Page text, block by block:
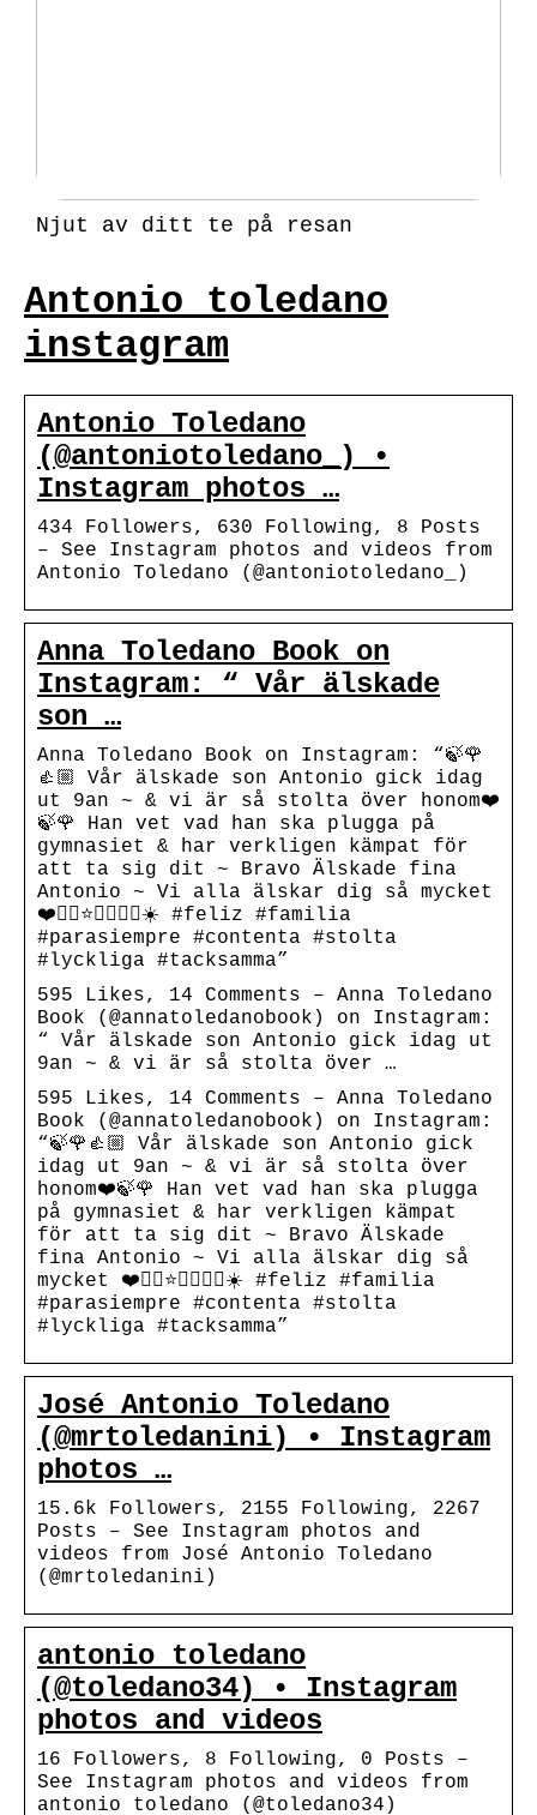
Njut av ditt te på resan
Antonio toledano
instagram
Antonio Toledano
(@antoniotoledano_) •
Instagram photos …
434 Followers, 630 Following, 8 Posts
– See Instagram photos and videos from
Antonio Toledano (@antoniotoledano_)
Anna Toledano Book on
Instagram: “ Vår älskade
son …
Anna Toledano Book on Instagram: “🍃🌹
👍🏼 Vår älskade son Antonio gick idag
ut 9an ~ & vi är så stolta över honom❤️
🍃🌹 Han vet vad han ska plugga på
gymnasiet & har verkligen kämpat för
att ta sig dit ~ Bravo Älskade fina
Antonio ~ Vi alla älskar dig så mycket
❤️👍🏼⭐️🍃🌹👏🏼☀️ #feliz #familia
#parasiempre #contenta #stolta
#lyckliga #tacksamma”
595 Likes, 14 Comments – Anna Toledano
Book (@annatoledanobook) on Instagram:
“ Vår älskade son Antonio gick idag ut
9an ~ & vi är så stolta över …
595 Likes, 14 Comments – Anna Toledano
Book (@annatoledanobook) on Instagram:
“🍃🌹👍🏼 Vår älskade son Antonio gick
idag ut 9an ~ & vi är så stolta över
honom❤️🍃🌹 Han vet vad han ska plugga
på gymnasiet & har verkligen kämpat
för att ta sig dit ~ Bravo Älskade
fina Antonio ~ Vi alla älskar dig så
mycket ❤️👍🏼⭐️🍃🌹👏🏼☀️ #feliz #familia
#parasiempre #contenta #stolta
#lyckliga #tacksamma”
José Antonio Toledano
(@mrtoledanini) • Instagram
photos …
15.6k Followers, 2155 Following, 2267
Posts – See Instagram photos and
videos from José Antonio Toledano
(@mrtoledanini)
antonio toledano
(@toledano34) • Instagram
photos and videos
16 Followers, 8 Following, 0 Posts –
See Instagram photos and videos from
antonio toledano (@toledano34)